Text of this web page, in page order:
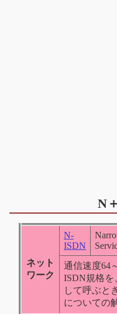
N
ネット
ワーク
N-
ISDN
通信速度64
ISDN規格を
して呼ぶと
についての